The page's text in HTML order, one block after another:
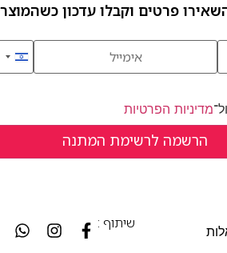
פרטים וקבלו עדכון
ול־מדיניות הפרטיות
שיתוף :